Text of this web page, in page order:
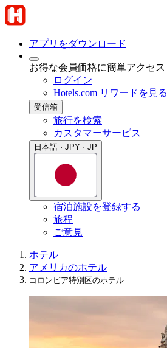
アプリをダウンロード
お得な会員価格に簡単アクセス
ログイン
Hotels.com リワードを見る
受信箱
旅行を検索
カスタマーサービス
日本語 · JPY · JP
宿泊施設を登録する
旅程
ご意見
ホテル
アメリカのホテル
コロンビア特別区のホテル